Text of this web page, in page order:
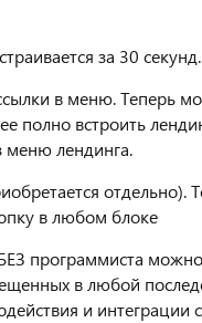
за 30 секунд.
в меню. Теперь
полно встроить
меню лендинга.
в любом блоке
программиста
в любой
и интеграции